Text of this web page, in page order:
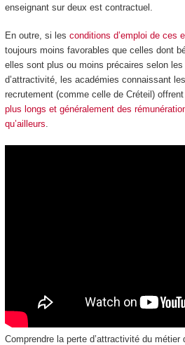
enseignant sur deux est contractuel.
En outre, si les conditions d’emploi de ces
toujours moins favorables que celles dont
elles sont plus ou moins précaires selon
d’attractivité, les académies connaissant
recrutement (comme celle de Créteil)
plus longs et généralement des
qu’ailleurs.
Comprendre la perte d’attractivité du métier